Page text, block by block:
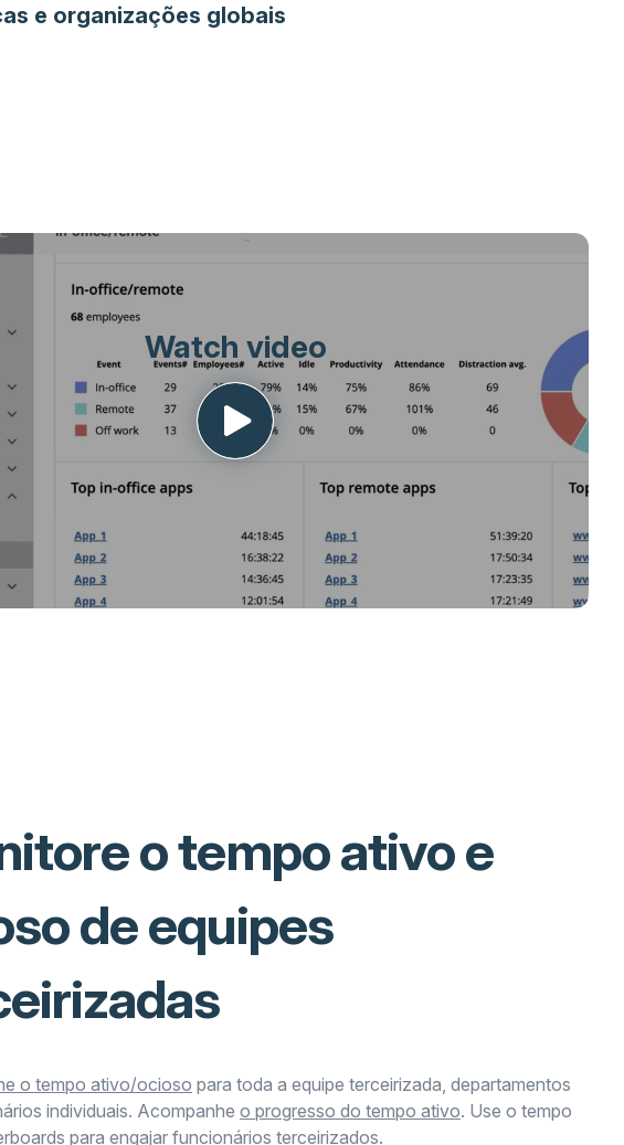
e organizações globais
o tempo ativo e
de equipes
o tempo ativo/ocioso para toda a equipe terceirizada, departamentos
individuais. Acompanhe o progresso do tempo ativo. Use o tempo
para engajar funcionários terceirizados.